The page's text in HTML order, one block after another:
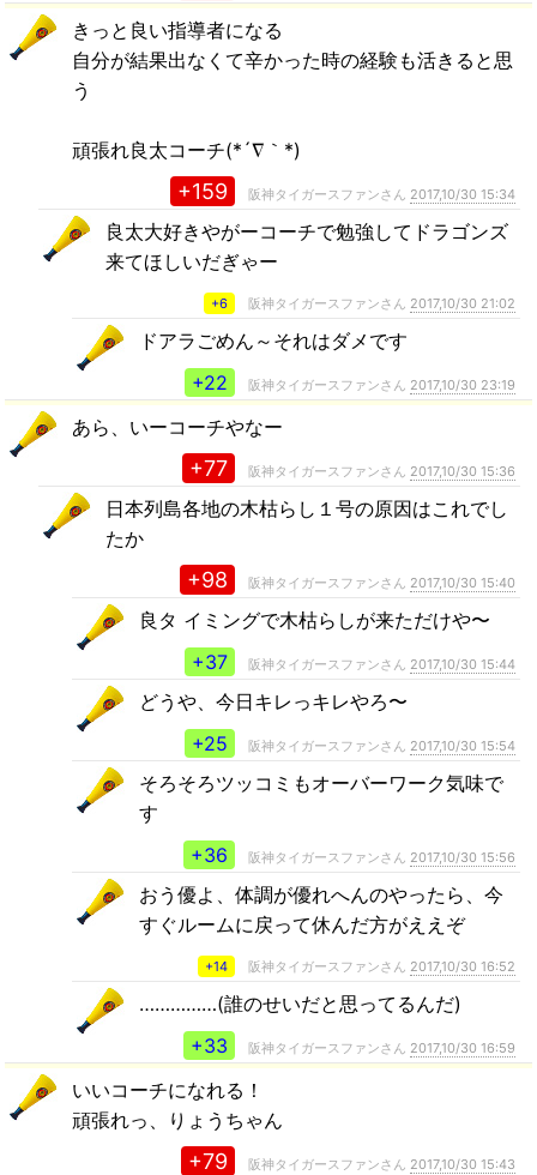
きっと良い指導者になる
自分が結果出なくて辛かった時の経験も活きると思
う
頑張れ良太コーチ(*´∇｀*)
+159 阪神タイガースファンさん 2017,10/30 15:34
良太大好きやがーコーチで勉強してドラゴンズ
来てほしいだぎゃー
+6 阪神タイガースファンさん 2017,10/30 21:02
ドアラごめん～それはダメです
+22
阪神タイガースファンさん 2017,10/30 23:19
あら、いーコーチやなー
+77 阪神タイガースファンさん 2017,10/30 15:36
日本列島各地の木枯らし１号の原因はこれでし
たか
+98 阪神タイガースファンさん 2017,10/30 15:40
良タ イミングで木枯らしが来ただけや〜
+37
阪神タイガースファンさん 2017,10/30 15:44
どうや、今日キレっキレやろ〜
+25
阪神タイガースファンさん 2017,10/30 15:54
そろそろツッコミもオーバーワーク気味で
す
+36
阪神タイガースファンさん 2017,10/30 15:56
おう優よ、体調が優れへんのやったら、今
すぐルームに戻って休んだ方がええぞ
+14 阪神タイガースファンさん 2017,10/30 16:52
……………(誰のせいだと思ってるんだ)
+33
阪神タイガースファンさん 2017,10/30 16:59
いいコーチになれる！
頑張れっ、りょうちゃん
+79 阪神タイガースファンさん 2017,10/30 15:43